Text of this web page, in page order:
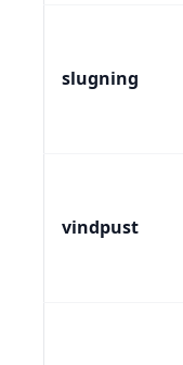
slugning
vindpust